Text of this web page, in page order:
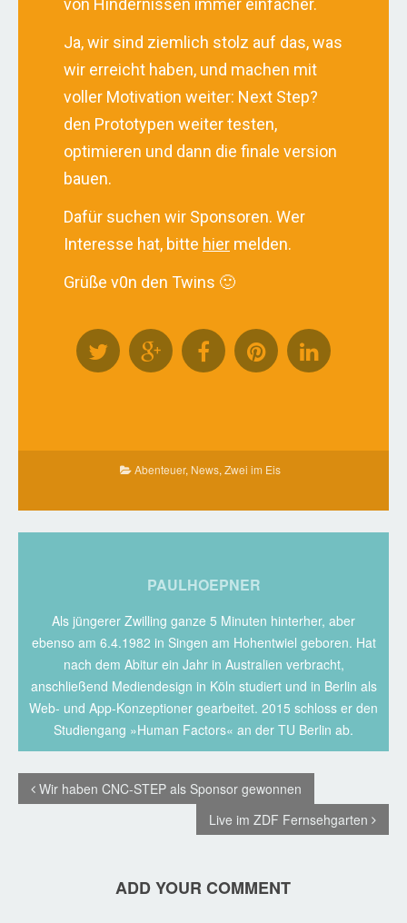
Ja, wir sind ziemlich stolz auf das, was
wir erreicht haben, und machen mit
voller Motivation weiter: Next Step?
den Prototypen weiter testen,
optimieren und dann die finale version
bauen.
Dafür suchen wir Sponsoren. Wer
Interesse hat, bitte hier melden.
Grüße v0n den Twins 🙂
Abenteuer, News, Zwei im Eis
PAULHOEPNER
Als jüngerer Zwilling ganze 5 Minuten hinterher, aber
ebenso am 6.4.1982 in Singen am Hohentwiel geboren. Hat
nach dem Abitur ein Jahr in Australien verbracht,
anschließend Mediendesign in Köln studiert und in Berlin als
Web- und App-Konzeptioner gearbeitet. 2015 schloss er den
Studiengang »Human Factors« an der TU Berlin ab.
Wir haben CNC-STEP als Sponsor gewonnen
Live im ZDF Fernsehgarten
ADD YOUR COMMENT